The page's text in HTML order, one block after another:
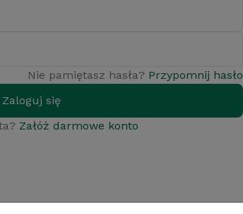
Nie pamiętasz hasła? Przypomnij hasło
Zaloguj się
Załóż darmowe konto